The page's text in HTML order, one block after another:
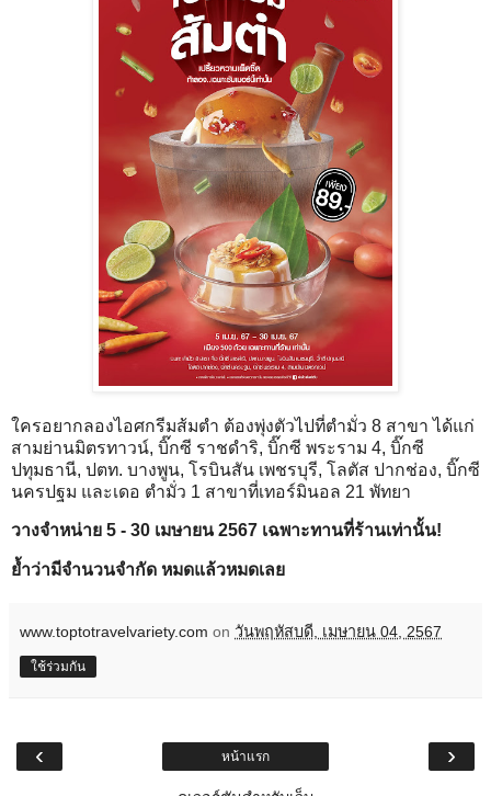
ใครอยากลองไอศกรีมส้มตำ ต้องพุ่งตัวไปที่ตำมั่ว 8 สาขา ได้แก่
สามย่านมิตรทาวน์, บิ๊กซี ราชดำริ, บิ๊กซี พระราม 4, บิ๊กซี
ปทุมธานี, ปตท. บางพูน, โรบินสัน เพชรบุรี, โลตัส ปากช่อง, บิ๊กซี
นครปฐม และเดอ ตำมั่ว 1 สาขาที่เทอร์มินอล 21 พัทยา
วางจำหน่าย 5 - 30 เมษายน 2567 เฉพาะทานที่ร้านเท่านั้น!
ย้ำว่ามีจำนวนจำกัด หมดแล้วหมดเลย
www.toptotravelvariety.com on วันพฤหัสบดี, เมษายน 04, 2567
ใช้ร่วมกัน
‹ ›
หน้าแรก